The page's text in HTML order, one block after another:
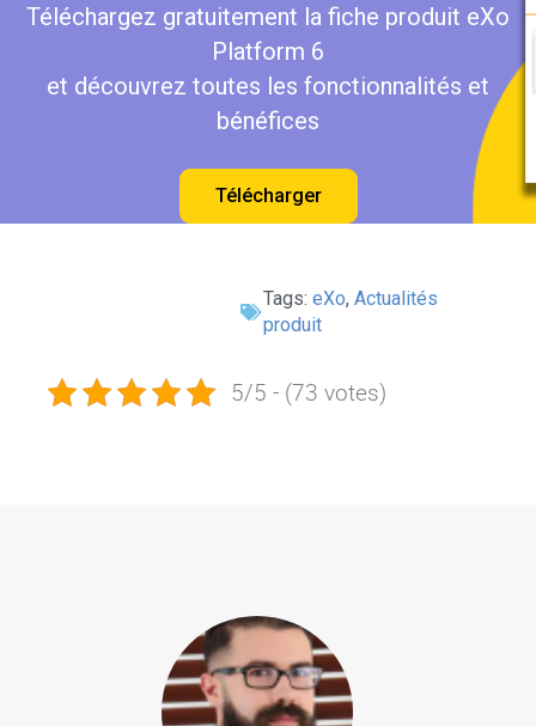
Téléchargez gratuitement la fiche produit eXo
Platform 6
et découvrez toutes les fonctionnalités et
bénéfices
Télécharger
Tags: eXo,Actualités
produit
5/5 - (73 votes)